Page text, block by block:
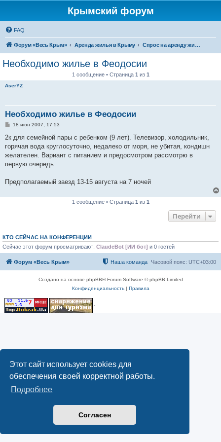
Этот сайт использует cookies для
обеспечения своей корректной работы.
Подробнее
Согласен
Крымский форум
FAQ
Форум «Весь Крым» Аренда жилья в Крыму Спрос на аренду жилья в Крыму
Необходимо жилье в Феодосии
1 сообщение • Страница 1 из 1
AserYZ
Необходимо жилье в Феодосии
С
о
б
щ
е
и
18 июн 2007, 17:53
2к для семейной пары с ребенком (9 лет). Телевизор, холодильник,
горячая вода круглосуточно, недалеко от моря, не убитая, кондишн
желателен. Вариант с питанием и предосмотром рассмотрю в
первую очередь.
Предполагаемый заезд 13-15 августа на 7 ночей
1 сообщение • Страница 1 из 1
Перейти
КТО СЕЙЧАС НА КОНФЕРЕНЦИИ
Сейчас этот форум просматривают: ClaudeBot [ИИ бот] и 0 гостей
Форум «Весь Крым» Часовой пояс: UTC+03:00
Наша команда
Создано на основе phpBB® Forum Software © phpBB Limited
Конфиденциальность| Правила